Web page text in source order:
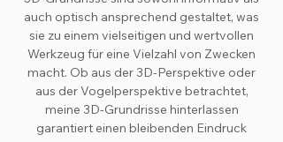
auch optisch ansprechend gestaltet, was
sie zu einem vielseitigen und wertvollen
Werkzeug für eine Vielzahl von Zwecken
macht. Ob aus der 3D-Perspektive oder
aus der Vogelperspektive betrachtet,
meine 3D-Grundrisse hinterlassen
garantiert einen bleibenden Eindruck